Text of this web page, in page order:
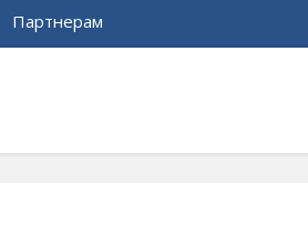
Партнерам